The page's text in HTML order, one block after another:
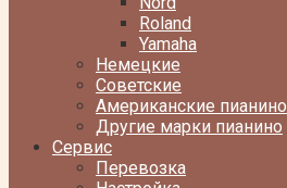
Roland
Yamaha
Немецкие
Советские
Американские пианино
Другие марки пианино
Сервис
Перевозка